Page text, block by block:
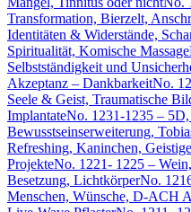
Transformation, Bierzelt,
Identitäten & Widerstände,
Spiritualität, Komische Massage
Selbstständigkeit und
Akzeptanz – DankbarkeitNo.
Seele & Geist, Traumatische
ImplantateNo. 1231-1235 – 5D,
Bewusstseinserweiterung,
Refreshing, Kaninchen,
ProjekteNo. 1221- 1225 –
Besetzung, LichtkörperNo.
Menschen, Wünsche, D-ACH